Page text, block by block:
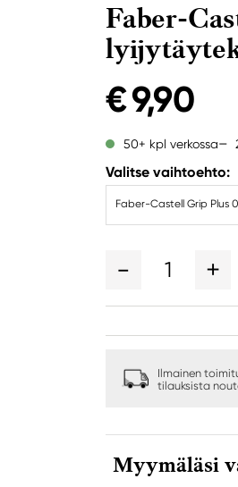
Faber-
€ 9,90
50+ kpl verkossa
Valitse vaihtoehto:
Faber-Castell Grip Plus
1
Ilmainen
tilauksista
Myymäläsi